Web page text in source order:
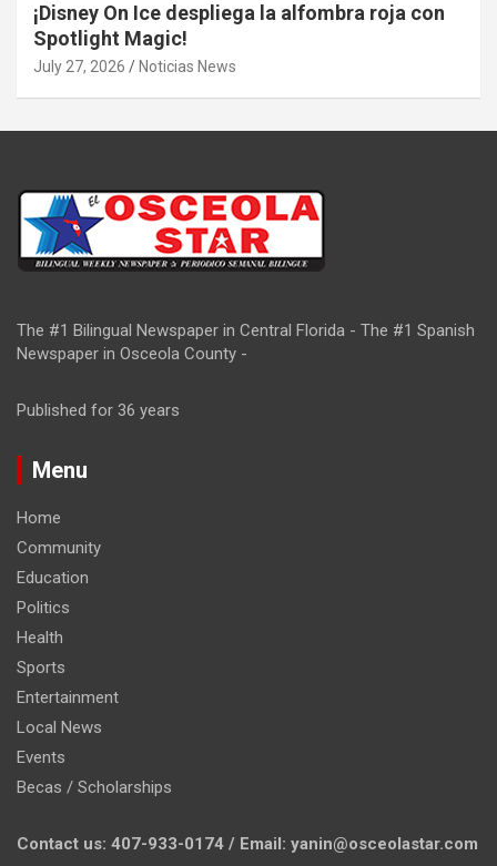
¡Disney On Ice despliega la alfombra roja con
Spotlight Magic!
July 27, 2026 Noticias News
The #1 Bilingual Newspaper in Central Florida - The #1 Spanish
Newspaper in Osceola County -
Published for 36 years
Menu
Home
Community
Education
Politics
Health
Sports
Entertainment
Local News
Events
Becas / Scholarships
Contact us: 407-933-0174 / Email: yanin@osceolastar.com